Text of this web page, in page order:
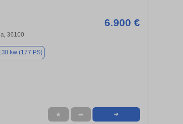
6.900 €
36100
kw (177 PS)
★ ➦ ➜